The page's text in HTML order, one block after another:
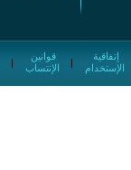
|
الإنتساب
|
الإستخدام